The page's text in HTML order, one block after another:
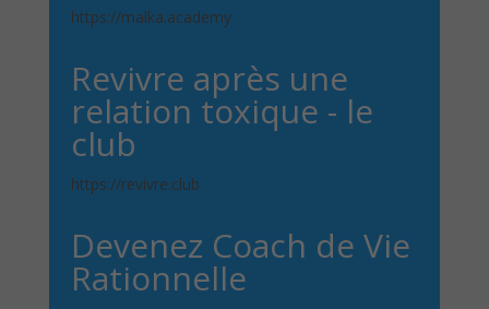
https://malka.academy
Revivre après une
relation toxique - le
club
https://revivre.club
Devenez Coach de Vie
Rationnelle